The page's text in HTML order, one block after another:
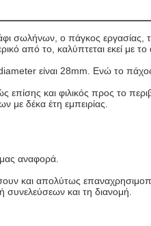
σωλήνων, ο πάγκος εργασίας,
από το, καλύπτεται εκεί με
είναι 28mm. Ενώ το
επίσης και φιλικός προς το
με δέκα έτη εμπειρίας.
αναφορά.
και απολύτως
συνελεύσεων και τη διανομή.